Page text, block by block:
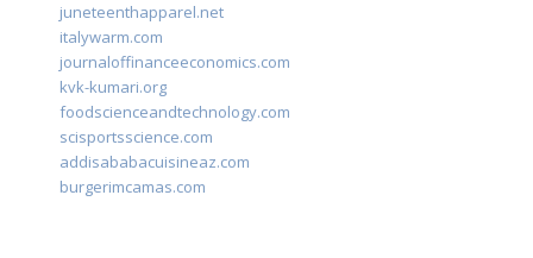
juneteenthapparel.net
italywarm.com
journaloffinanceeconomics.com
kvk-kumari.org
foodscienceandtechnology.com
scisportsscience.com
addisababacuisineaz.com
burgerimcamas.com